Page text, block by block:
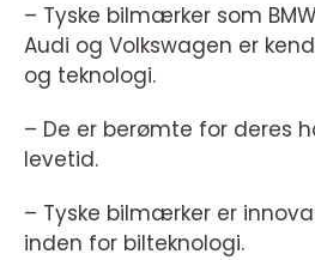
– Tyske bilmærker som
Audi og Volkswagen er
og teknologi.
– De er berømte for deres
levetid.
– Tyske bilmærker er
inden for bilteknologi.